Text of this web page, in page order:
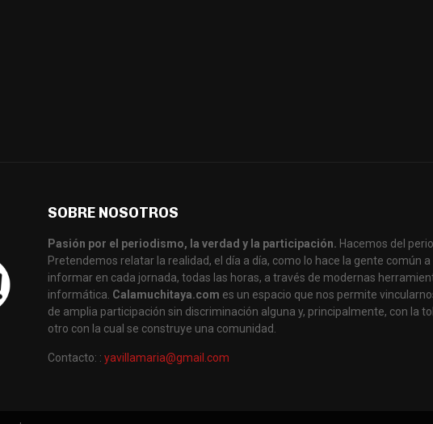
SOBRE NOSOTROS
Pasión por el periodismo, la verdad y la participación. Hacemos del
Pretendemos relatar la realidad, el día a día, como lo hace la gente común
informar en cada jornada, todas las horas, a través de modernas
informática. Calamuchitaya.com es un espacio que nos permite
de amplia participación sin discriminación alguna y, principalmente, con la
otro con la cual se construye una comunidad.
Contacto: : yavillamaria@gmail.com